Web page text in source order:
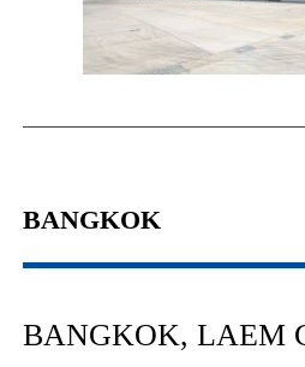
BANGKOK
BANGKOK, LAEM